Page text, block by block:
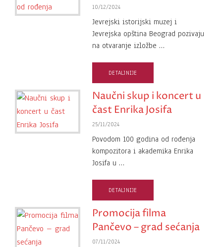
10/12/2024
Jevrejski istorijski muzej i
Jevrejska opština Beograd pozivaju
na otvaranje izložbe …
DETALJNIJE
Naučni skup i koncert u
čast Enrika Josifa
25/11/2024
Povodom 100 godina od rođenja
kompozitora i akademika Enrika
Josifa u …
DETALJNIJE
Promocija filma
Pančevo – grad sećanja
07/11/2024